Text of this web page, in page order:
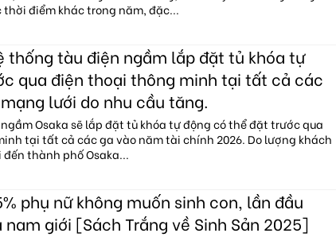
thời điểm khác trong năm, đặc...
thống tàu điện ngầm lắp đặt tủ khóa tự
qua điện thoại thông minh tại tất cả các
lưới do nhu cầu tăng.
Osaka sẽ lắp đặt tủ khóa tự động có thể đặt trước qua
tại tất cả các ga vào năm tài chính 2026. Do lượng khách
thành phố Osaka...
phụ nữ không muốn sinh con, lần đầu
giới [Sách Trắng về Sinh Sản 2025]